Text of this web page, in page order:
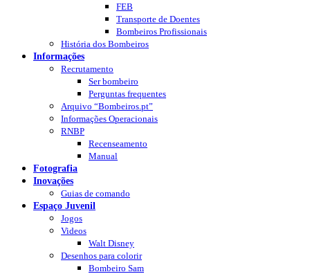
FEB
Transporte de Doentes
Bombeiros Profissionais
História dos Bombeiros
Informações
Recrutamento
Ser bombeiro
Perguntas frequentes
Arquivo “Bombeiros.pt”
Informações Operacionais
RNBP
Recenseamento
Manual
Fotografia
Inovações
Guias de comando
Espaço Juvenil
Jogos
Videos
Walt Disney
Desenhos para colorir
Bombeiro Sam